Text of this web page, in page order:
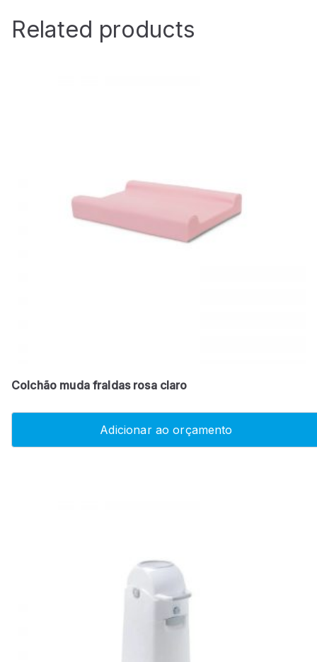
Related products
Colchão muda fraldas rosa claro
Adicionar ao orçamento